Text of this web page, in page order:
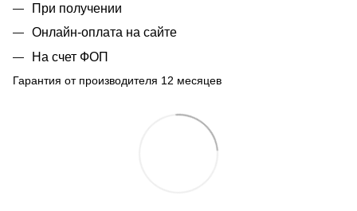
При получении
Онлайн-оплата на сайте
На счет ФОП
Гарантия от производителя 12 месяцев